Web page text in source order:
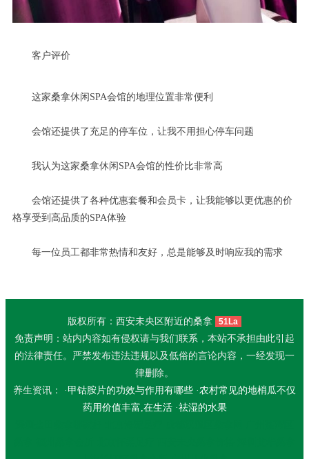
客户评价
这家桑拿休闲SPA会馆的地理位置非常便利
会馆还提供了充足的停车位，让我不用担心停车问题
我认为这家桑拿休闲SPA会馆的性价比非常高
会馆还提供了各种优惠套餐和会员卡，让我能够以更优惠的价
格享受到高品质的SPA体验
每一位员工都非常热情和友好，总是能够及时响应我的需求
版权所有：西安未央区附近的桑拿 51La
免责声明：站内内容如有侵权请与我们联系，本站不承担由此引起
的法律责任。严禁发布违法违规以及低俗的言论内容，一经发现一
律删除。
养生资讯： · 甲钴胺片的功效与作用有哪些 ·农村常见的地梢瓜不仅
药用价值丰富,在生活·祛湿的水果